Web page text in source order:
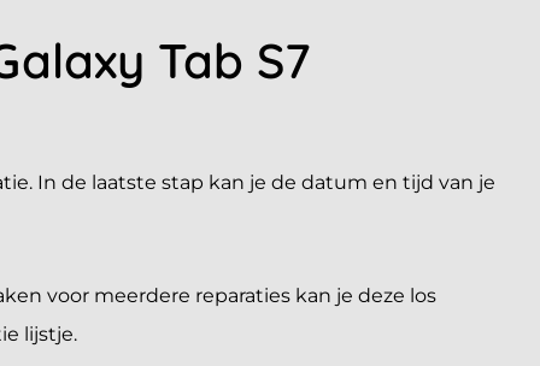
Tab S7
In de laatste stap kan je de datum en tijd van je
voor meerdere reparaties kan je deze los
lijstje.